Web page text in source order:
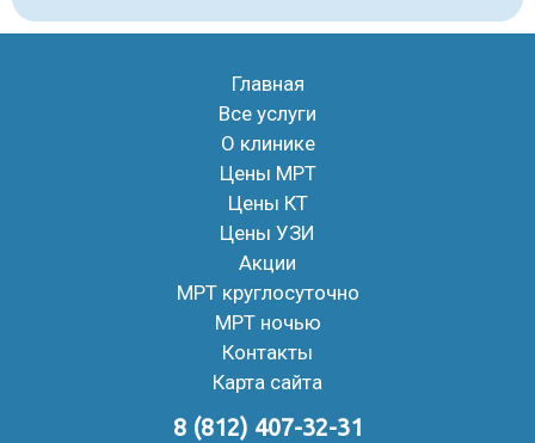
Главная
Все услуги
О клинике
Цены МРТ
Цены КТ
Цены УЗИ
Акции
МРТ круглосуточно
МРТ ночью
Контакты
Карта сайта
8 (812) 407-32-31